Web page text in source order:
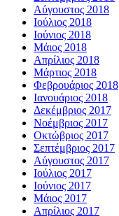
Αύγουστος 2018
Ιούλιος 2018
Ιούνιος 2018
Μάιος 2018
Απρίλιος 2018
Μάρτιος 2018
Φεβρουάριος 2018
Ιανουάριος 2018
Δεκέμβριος 2017
Νοέμβριος 2017
Οκτώβριος 2017
Σεπτέμβριος 2017
Αύγουστος 2017
Ιούλιος 2017
Ιούνιος 2017
Μάιος 2017
Απρίλιος 2017